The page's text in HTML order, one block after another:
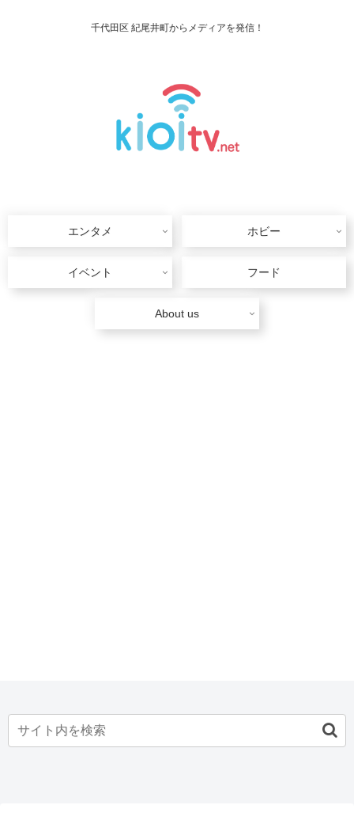
千代田区 紀尾井町からメディアを発信！
エンタメ ホビー
イベント フード
About us